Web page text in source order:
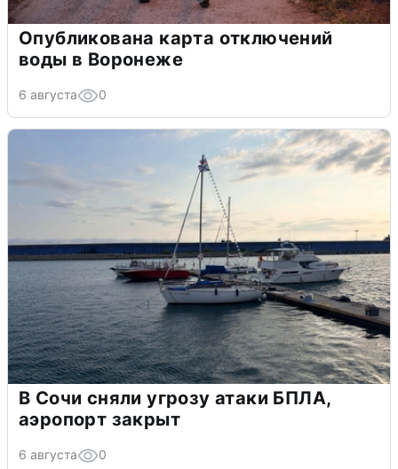
Опубликована карта отключений
воды в Воронеже
6 августа 0
В Сочи сняли угрозу атаки БПЛА,
аэропорт закрыт
6 августа 0